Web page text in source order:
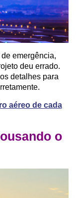
emergência,
deu errado.
detalhes para
aéreo de cada
o